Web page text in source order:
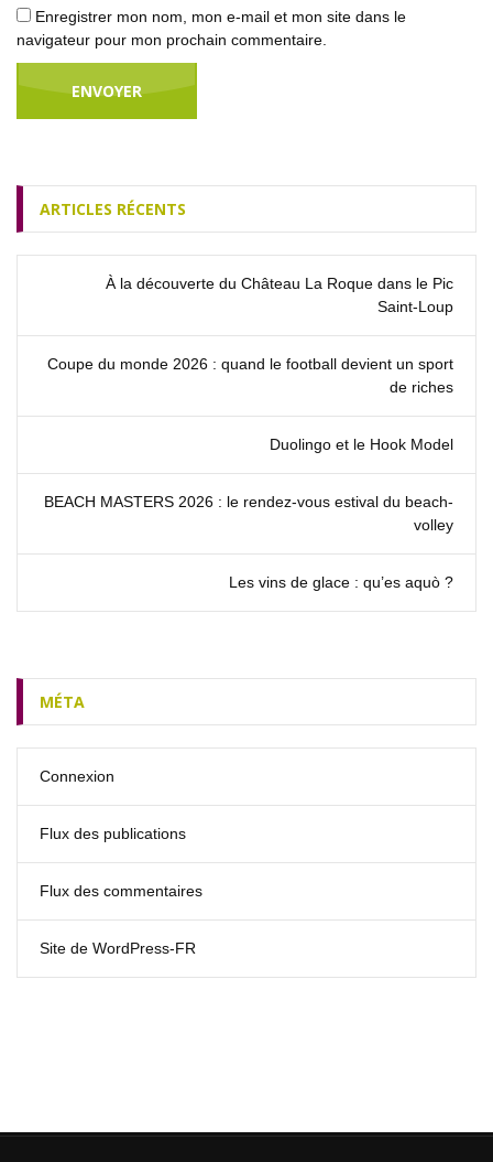
Enregistrer mon nom, mon e-mail et mon site dans le
navigateur pour mon prochain commentaire.
ARTICLES RÉCENTS
À la découverte du Château La Roque dans le Pic
Saint‑Loup
Coupe du monde 2026 : quand le football devient un sport
de riches
Duolingo et le Hook Model
BEACH MASTERS 2026 : le rendez‑vous estival du beach-
volley
Les vins de glace : qu’es aquò ?
MÉTA
Connexion
Flux des publications
Flux des commentaires
Site de WordPress-FR